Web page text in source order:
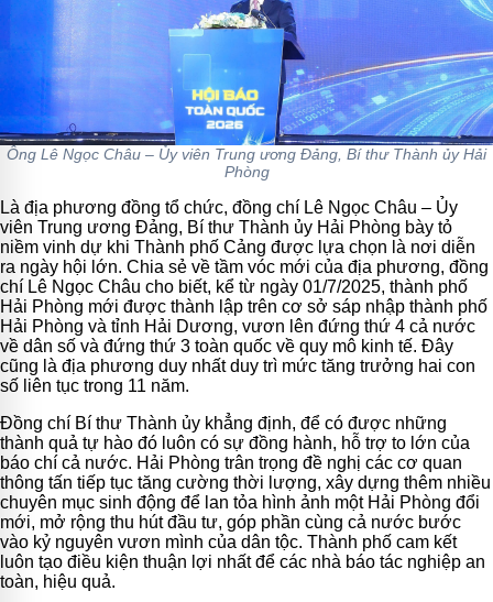
Ông Lê Ngọc Châu – Ủy viên Trung ương Đảng, Bí thư Thành ủy Hải
Phòng
Là địa phương đồng tổ chức, đồng chí Lê Ngọc Châu – Ủy
viên Trung ương Đảng, Bí thư Thành ủy Hải Phòng bày tỏ
niềm vinh dự khi Thành phố Cảng được lựa chọn là nơi diễn
ra ngày hội lớn. Chia sẻ về tầm vóc mới của địa phương, đồng
chí Lê Ngọc Châu cho biết, kể từ ngày 01/7/2025, thành phố
Hải Phòng mới được thành lập trên cơ sở sáp nhập thành phố
Hải Phòng và tỉnh Hải Dương, vươn lên đứng thứ 4 cả nước
về dân số và đứng thứ 3 toàn quốc về quy mô kinh tế. Đây
cũng là địa phương duy nhất duy trì mức tăng trưởng hai con
số liên tục trong 11 năm.
Đồng chí Bí thư Thành ủy khẳng định, để có được những
thành quả tự hào đó luôn có sự đồng hành, hỗ trợ to lớn của
báo chí cả nước. Hải Phòng trân trọng đề nghị các cơ quan
thông tấn tiếp tục tăng cường thời lượng, xây dựng thêm nhiều
chuyên mục sinh động để lan tỏa hình ảnh một Hải Phòng đổi
mới, mở rộng thu hút đầu tư, góp phần cùng cả nước bước
vào kỷ nguyên vươn mình của dân tộc. Thành phố cam kết
luôn tạo điều kiện thuận lợi nhất để các nhà báo tác nghiệp an
toàn, hiệu quả.